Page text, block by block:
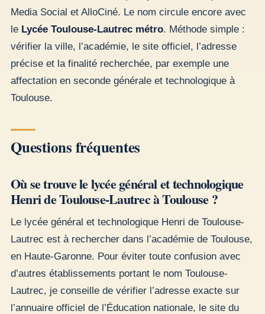
Media Social et AlloCiné. Le nom circule encore avec
le Lycée Toulouse-Lautrec métro. Méthode simple :
vérifier la ville, l’académie, le site officiel, l’adresse
précise et la finalité recherchée, par exemple une
affectation en seconde générale et technologique à
Toulouse.
Questions fréquentes
Où se trouve le lycée général et technologique
Henri de Toulouse-Lautrec à Toulouse ?
Le lycée général et technologique Henri de Toulouse-
Lautrec est à rechercher dans l’académie de Toulouse,
en Haute-Garonne. Pour éviter toute confusion avec
d’autres établissements portant le nom Toulouse-
Lautrec, je conseille de vérifier l’adresse exacte sur
l’annuaire officiel de l’Éducation nationale, le site du